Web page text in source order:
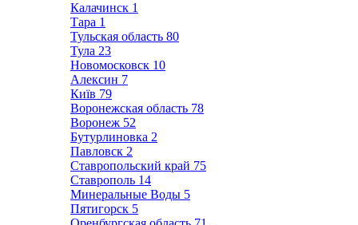
Калачинск 1
Тара 1
Тульская область 80
Тула 23
Новомосковск 10
Алексин 7
Київ 79
Воронежская область 78
Воронеж 52
Бутурлиновка 2
Павловск 2
Ставропольский край 75
Ставрополь 14
Минеральные Воды 5
Пятигорск 5